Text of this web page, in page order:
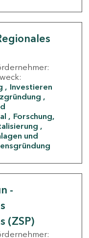
Investieren
Forschung,
und
-
(ZSP)